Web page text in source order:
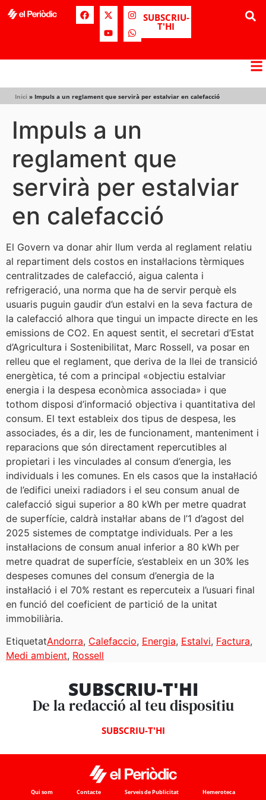
SUBSCRIU-
T'HI
Inici » Impuls a un reglament que servirà per estalviar en calefacció
Impuls a un
reglament que
servirà per estalviar
en calefacció
El Govern va donar ahir llum verda al reglament relatiu
al repartiment dels costos en instal·lacions tèrmiques
centralitzades de calefacció, aigua calenta i
refrigeració, una norma que ha de servir perquè els
usuaris puguin gaudir d’un estalvi en la seva factura de
la calefacció alhora que tingui un impacte directe en les
emissions de CO2. En aquest sentit, el secretari d’Estat
d’Agricultura i Sostenibilitat, Marc Rossell, va posar en
relleu que el reglament, que deriva de la llei de transició
energètica, té com a principal «objectiu estalviar
energia i la despesa econòmica associada» i que
tothom disposi d’informació objectiva i quantitativa del
consum. El text estableix dos tipus de despesa, les
associades, és a dir, les de funcionament, manteniment i
reparacions que són directament repercutibles al
propietari i les vinculades al consum d’energia, les
individuals i les comunes. En els casos que la instal·lació
de l’edifici uneixi radiadors i el seu consum anual de
calefacció sigui superior a 80 kWh per metre quadrat
de superfície, caldrà instal·lar abans de l’1 d’agost del
2025 sistemes de comptatge individuals. Per a les
instal·lacions de consum anual inferior a 80 kWh per
metre quadrat de superfície, s’estableix en un 30% les
despeses comunes del consum d’energia de la
instal·lació i el 70% restant es repercuteix a l’usuari final
en funció del coeficient de partició de la unitat
immobiliària.
EtiquetatAndorra, Calefaccio, Energia, Estalvi, Factura,
Medi ambient, Rossell
SUBSCRIU-T'HI
De la redacció al teu dispositiu
SUBSCRIU-T'HI
Qui som Contacte Serveis de Publicitat Hemeroteca